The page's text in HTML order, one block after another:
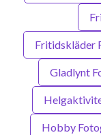
Fritidskläder
Gladlynt
Hobby